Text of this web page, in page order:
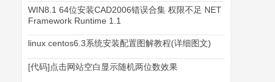
WIN8.1 64位安装CAD2006错误合集 权限不足 NET
Framework Runtime 1.1
linux centos6.3系统安装配置图解教程(详细图文)
[代码]点击网站空白显示随机两位数效果